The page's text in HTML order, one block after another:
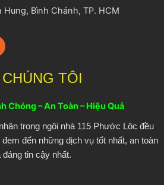
Hung, Bình Chánh, TP. HCM
TÔI
Chóng – An Toàn – Hiệu Quả
trong ngôi nhà 115 Phước Lôc đều
đến những dịch vụ tốt nhất, an toàn
đáng tin cậy nhất.